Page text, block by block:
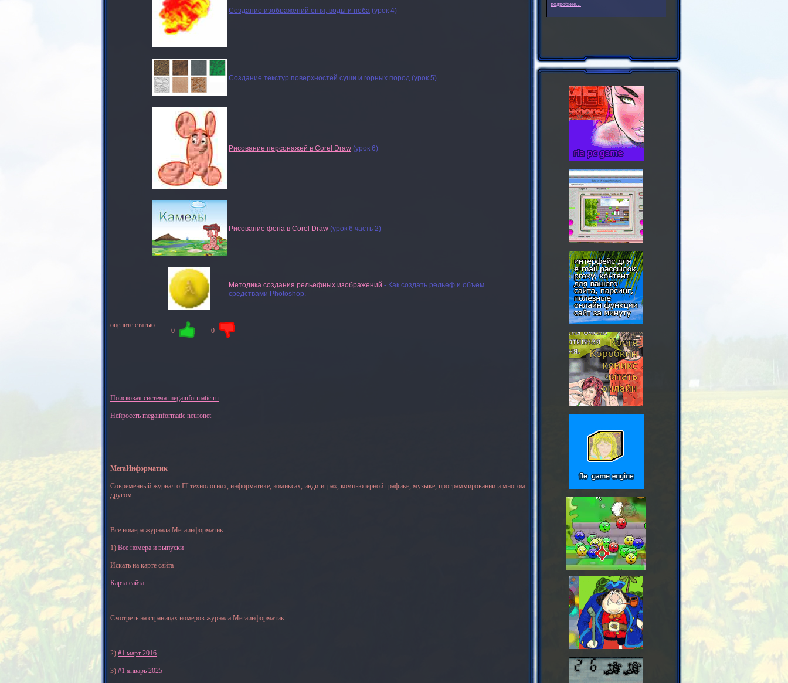
Создание изображений огня, воды и неба (урок 4)
Создание текстур поверхностей суши и горных пород (урок 5)
Рисование персонажей в Corel Draw (урок 6)
Рисование фона в Corel Draw (урок 6 часть 2)
Методика создания рельефных изображений - Как создать рельеф и объем
средствами Photoshop.
оцените статью:
0 0
Поисковая система megainformatic.ru
Нейросеть megainformatic neuronet
МегаИнформатик
Современный журнал о IT технологиях, информатике, комиксах, инди-играх, компьютерной графике, музыке, программировании и многом
другом.
Все номера журнала Мегаинформатик:
1) Все номера и выпуски
Искать на карте сайта -
Карта сайта
Смотреть на страницах номеров журнала Мегаинформатик -
2) #1 март 2016
3) #1 январь 2025
подробнее...